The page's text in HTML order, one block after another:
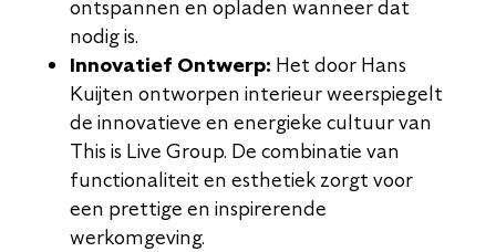
ontspannen en opladen wanneer dat
nodig is.
Innovatief Ontwerp: Het door Hans
Kuijten ontworpen interieur weerspiegelt
de innovatieve en energieke cultuur van
This is Live Group. De combinatie van
functionaliteit en esthetiek zorgt voor
een prettige en inspirerende
werkomgeving.